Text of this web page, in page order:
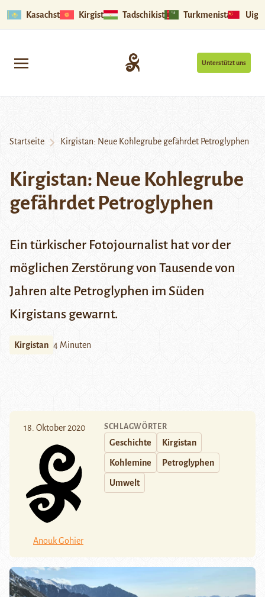
Kasachstan Kirgistan Tadschikistan Turkmenistan
Unterstützt uns
Startseite Kirgistan: Neue Kohlegrube gefährdet Petroglyphen
Kirgistan: Neue Kohlegrube
gefährdet Petroglyphen
Ein türkischer Fotojournalist hat vor der
möglichen Zerstörung von Tausende von
Jahren alte Petroglyphen im Süden
Kirgistans gewarnt.
Kirgistan 4 Minuten
18. Oktober 2020
Anouk Gohier
SCHLAGWÖRTER
Geschichte Kirgistan
Kohlemine Petroglyphen
Umwelt